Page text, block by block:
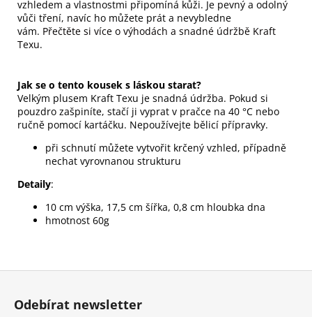
vzhledem a vlastnostmi připomíná kůži. Je pevný a odolný
vůči tření, navíc ho můžete prát a nevybledne
vám. Přečtěte si více o výhodách a snadné údržbě Kraft
Texu.
Jak se o tento kousek s láskou starat?
Velkým plusem Kraft Texu je snadná údržba. Pokud si
pouzdro zašpiníte, stačí ji vyprat v pračce na 40 °C nebo
ručně pomocí kartáčku. Nepoužívejte bělicí přípravky.
při schnutí můžete vytvořit krčený vzhled, případně
nechat vyrovnanou strukturu
Detaily:
10 cm výška, 17,5 cm šířka, 0,8 cm hloubka dna
hmotnost 60g
Z
Odebírat newsletter